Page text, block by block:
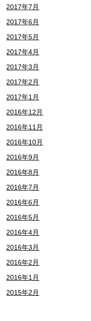
2017年7月
2017年6月
2017年5月
2017年4月
2017年3月
2017年2月
2017年1月
2016年12月
2016年11月
2016年10月
2016年9月
2016年8月
2016年7月
2016年6月
2016年5月
2016年4月
2016年3月
2016年2月
2016年1月
2015年2月